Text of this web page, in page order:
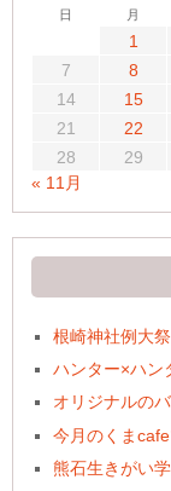
日 月
1
7
8
14
15
21
22
28
29
« 11月
根崎神社例大
ハンター×ハン
オリジナルの
今月のくま
熊石生きがい